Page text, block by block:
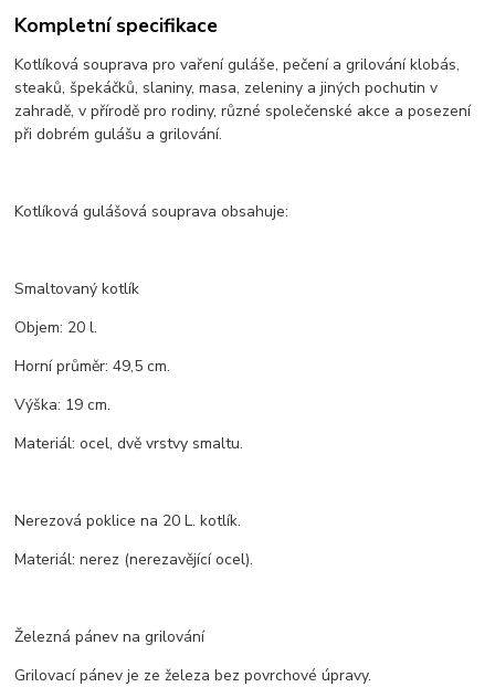
Kompletní specifikace
Kotlíková souprava pro vaření guláše, pečení a grilování klobás,
steaků, špekáčků, slaniny, masa, zeleniny a jiných pochutin v
zahradě, v přírodě pro rodiny, různé společenské akce a posezení
při dobrém gulášu a grilování.
Kotlíková gulášová souprava obsahuje:
Smaltovaný kotlík
Objem: 20 l.
Horní průměr: 49,5 cm.
Výška: 19 cm.
Materiál: ocel, dvě vrstvy smaltu.
Nerezová poklice na 20 L. kotlík.
Materiál: nerez (nerezavějící ocel).
Železná pánev na grilování
Grilovací pánev je ze železa bez povrchové úpravy.